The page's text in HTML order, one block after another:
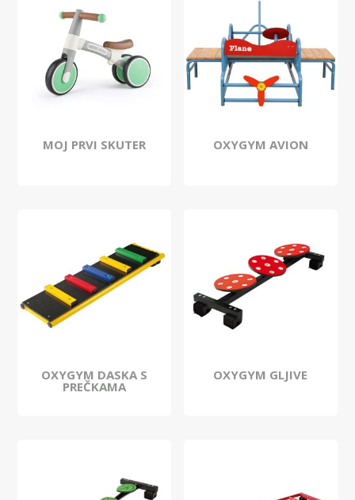
MOJ PRVI SKUTER OXYGYM AVION
OXYGYM DASKA S
PREČKAMA
OXYGYM GLJIVE